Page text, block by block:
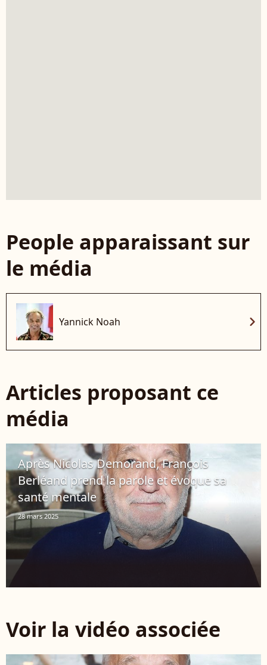
People apparaissant sur
le média
Yannick Noah chevron_right
Articles proposant ce
média
Après Nicolas Demorand, François
Berléand prend la parole et évoque sa
santé mentale
28 mars 2025
Voir la vidéo associée